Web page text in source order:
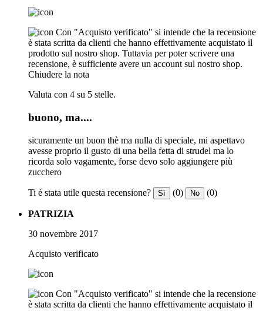
Con "Acquisto verificato" si intende che la recensione
è stata scritta da clienti che hanno effettivamente acquistato il
prodotto sul nostro shop. Tuttavia per poter scrivere una
recensione, è sufficiente avere un account sul nostro shop.
Chiudere la nota
Valuta con 4 su 5 stelle.
buono, ma....
sicuramente un buon thè ma nulla di speciale, mi aspettavo
avesse proprio il gusto di una bella fetta di strudel ma lo
ricorda solo vagamente, forse devo solo aggiungere più
zucchero
Ti è stata utile questa recensione? Sì (0) No (0)
PATRIZIA
30 novembre 2017
Acquisto verificato
Con "Acquisto verificato" si intende che la recensione
è stata scritta da clienti che hanno effettivamente acquistato il